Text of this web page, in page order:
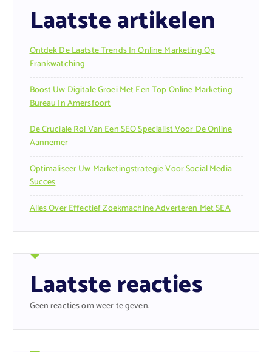
Laatste artikelen
Ontdek De Laatste Trends In Online Marketing Op
Frankwatching
Boost Uw Digitale Groei Met Een Top Online Marketing
Bureau In Amersfoort
De Cruciale Rol Van Een SEO Specialist Voor De Online
Aannemer
Optimaliseer Uw Marketingstrategie Voor Social Media
Succes
Alles Over Effectief Zoekmachine Adverteren Met SEA
Laatste reacties
Geen reacties om weer te geven.